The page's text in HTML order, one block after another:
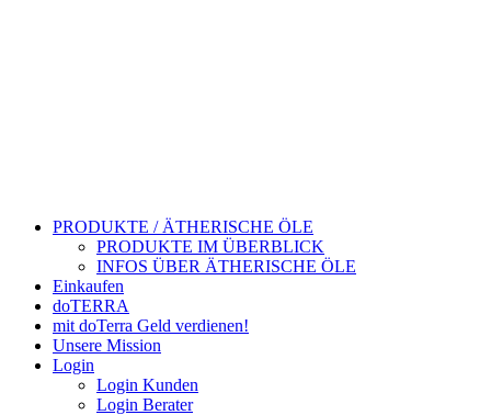
PRODUKTE / ÄTHERISCHE ÖLE
PRODUKTE IM ÜBERBLICK
INFOS ÜBER ÄTHERISCHE ÖLE
Einkaufen
doTERRA
mit doTerra Geld verdienen!
Unsere Mission
Login
Login Kunden
Login Berater